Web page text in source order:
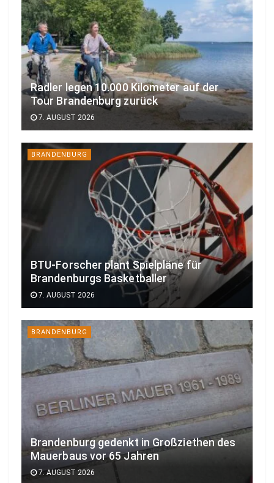
Radler legen 10.000 Kilometer auf der
Tour Brandenburg zurück
7. AUGUST 2026
BRANDENBURG
BTU-Forscher plant Spielpläne für
Brandenburgs Basketballer
7. AUGUST 2026
BRANDENBURG
Brandenburg gedenkt in Großziethen des
Mauerbaus vor 65 Jahren
7. AUGUST 2026